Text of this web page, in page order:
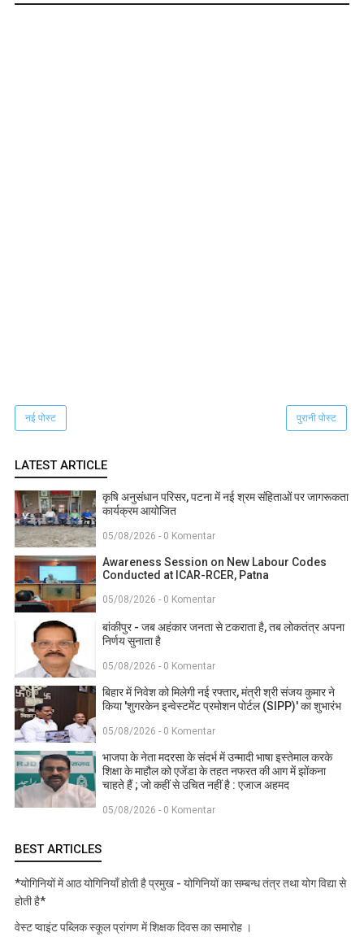
नई पोस्ट पुरानी पोस्ट
LATEST ARTICLE
कृषि अनुसंधान परिसर, पटना में नई श्रम संहिताओं पर जागरूकता
कार्यक्रम आयोजित
05/08/2026 - 0 Komentar
Awareness Session on New Labour Codes
Conducted at ICAR-RCER, Patna
05/08/2026 - 0 Komentar
बांकीपुर - जब अहंकार जनता से टकराता है, तब लोकतंत्र अपना
निर्णय सुनाता है
05/08/2026 - 0 Komentar
बिहार में निवेश को मिलेगी नई रफ्तार, मंत्री श्री संजय कुमार ने
किया 'शुगरकेन इन्वेस्टमेंट प्रमोशन पोर्टल (SIPP)' का शुभारंभ
05/08/2026 - 0 Komentar
भाजपा के नेता मदरसा के संदर्भ में उन्मादी भाषा इस्तेमाल करके
शिक्षा के माहौल को एजेंडा के तहत नफरत की आग में झोंकना
चाहते हैं ; जो कहीं से उचित नहीं है : एजाज अहमद
05/08/2026 - 0 Komentar
BEST ARTICLES
*योगिनियों में आठ योगिनियाँ होती है प्रमुख - योगिनियों का सम्बन्ध तंत्र तथा योग विद्या से
होती है*
वेस्ट प्वाइंट पब्लिक स्कूल प्रांगण में शिक्षक दिवस का समारोह ।